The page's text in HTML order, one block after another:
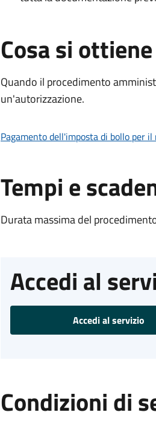
Cosa si ottiene
Quando il procedimento
un'autorizzazione.
Pagamento dell'imposta di bollo per
Tempi e
Durata massima del
Accedi al
Accedi al servizio
Condizioni di